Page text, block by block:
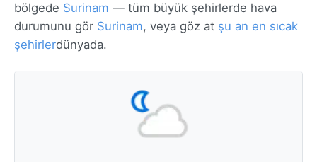
bölgede Surinam — tüm büyük şehirlerde hava
durumunu gör Surinam, veya göz at şu an en sıcak
şehirlerdünyada.